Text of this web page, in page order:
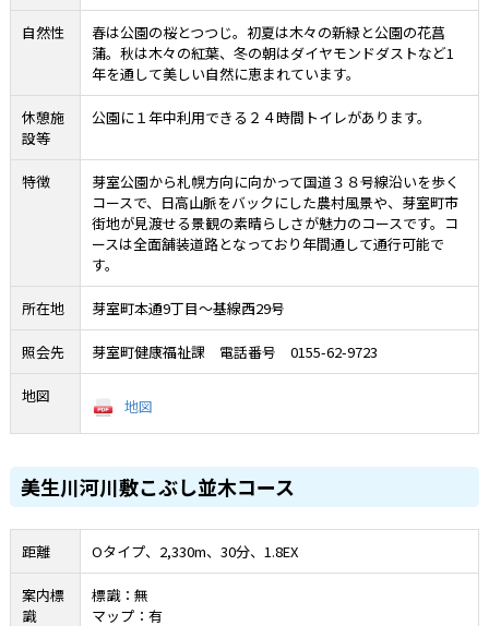
自然性
春は公園の桜とつつじ。初夏は木々の新緑と公園の花菖
蒲。秋は木々の紅葉、冬の朝はダイヤモンドダストなど1
年を通して美しい自然に恵まれています。
休憩施
設等
公園に１年中利用できる２４時間トイレがあります。
特徴
芽室公園から札幌方向に向かって国道３８号線沿いを歩く
コースで、日高山脈をバックにした農村風景や、芽室町市
街地が見渡せる景観の素晴らしさが魅力のコースです。コ
ースは全面舗装道路となっており年間通して通行可能で
す。
所在地 芽室町本通9丁目～基線西29号
照会先 芽室町健康福祉課 電話番号 0155-62-9723
地図
地図
美生川河川敷こぶし並木コース
距離 Oタイプ、2,330m、30分、1.8EX
案内標
識
標識：無
マップ：有